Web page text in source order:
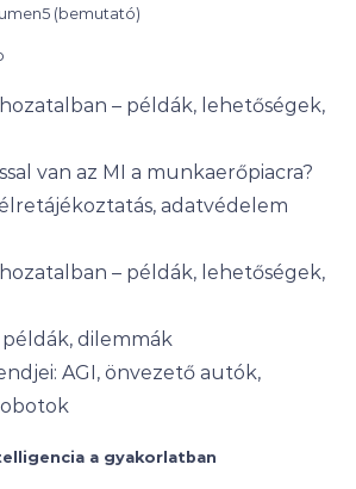
(bemutató)
– példák, lehetőségek,
van az MI a munkaerőpiacra?
adatvédelem
– példák, lehetőségek,
példák, dilemmák
AGI, önvezető autók,
a gyakorlatban